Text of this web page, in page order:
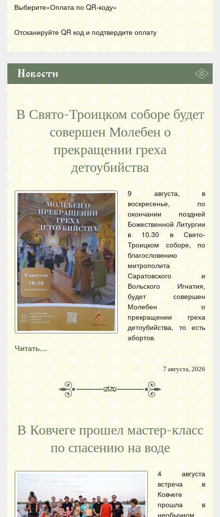
Выберите«Оплата по QR-коду»
Отсканируйте QR код и подтвердите оплату
Новости
В Свято-Троицком соборе будет
совершен Молебен о
прекращении греха
детоубийства
9 августа, в
воскресенье, по
окончании поздней
Божественной Литургии
в 10.30 в Свято-
Троицком соборе, по
благословению
митрополита
Саратовского и
Вольского Игнатия,
будет совершен
Молебен о
прекращении греха
детоубийства, то есть
абортов.
Читать…
7 августа, 2026
В Ковчеге прошел мастер-класс
по спасению на воде
4 августа
встреча в
Ковчеге
прошла в
необычном